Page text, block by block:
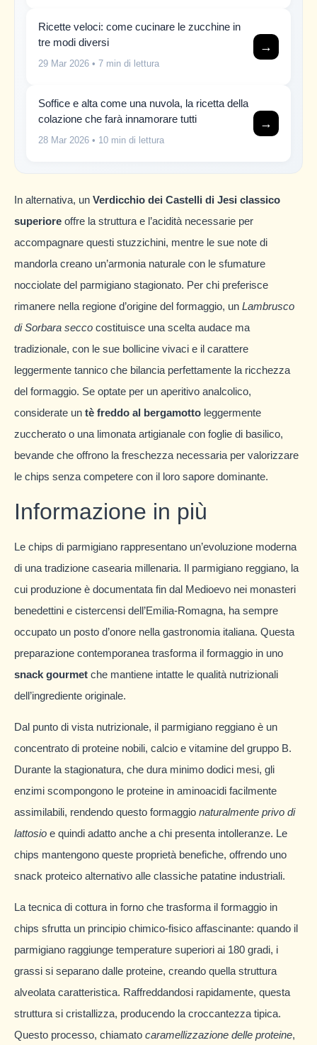
Ricette veloci: come cucinare le zucchine in
tre modi diversi
29 Mar 2026 • 7 min di lettura
→
Soffice e alta come una nuvola, la ricetta della
colazione che farà innamorare tutti
28 Mar 2026 • 10 min di lettura
→
In alternativa, un Verdicchio dei Castelli di Jesi classico
superiore offre la struttura e l’acidità necessarie per
accompagnare questi stuzzichini, mentre le sue note di
mandorla creano un’armonia naturale con le sfumature
nocciolate del parmigiano stagionato. Per chi preferisce
rimanere nella regione d’origine del formaggio, un Lambrusco
di Sorbara secco costituisce una scelta audace ma
tradizionale, con le sue bollicine vivaci e il carattere
leggermente tannico che bilancia perfettamente la ricchezza
del formaggio. Se optate per un aperitivo analcolico,
considerate un tè freddo al bergamotto leggermente
zuccherato o una limonata artigianale con foglie di basilico,
bevande che offrono la freschezza necessaria per valorizzare
le chips senza competere con il loro sapore dominante.
Informazione in più
Le chips di parmigiano rappresentano un’evoluzione moderna
di una tradizione casearia millenaria. Il parmigiano reggiano, la
cui produzione è documentata fin dal Medioevo nei monasteri
benedettini e cistercensi dell’Emilia-Romagna, ha sempre
occupato un posto d’onore nella gastronomia italiana. Questa
preparazione contemporanea trasforma il formaggio in uno
snack gourmet che mantiene intatte le qualità nutrizionali
dell’ingrediente originale.
Dal punto di vista nutrizionale, il parmigiano reggiano è un
concentrato di proteine nobili, calcio e vitamine del gruppo B.
Durante la stagionatura, che dura minimo dodici mesi, gli
enzimi scompongono le proteine in aminoacidi facilmente
assimilabili, rendendo questo formaggio naturalmente privo di
lattosio e quindi adatto anche a chi presenta intolleranze. Le
chips mantengono queste proprietà benefiche, offrendo uno
snack proteico alternativo alle classiche patatine industriali.
La tecnica di cottura in forno che trasforma il formaggio in
chips sfrutta un principio chimico-fisico affascinante: quando il
parmigiano raggiunge temperature superiori ai 180 gradi, i
grassi si separano dalle proteine, creando quella struttura
alveolata caratteristica. Raffreddandosi rapidamente, questa
struttura si cristallizza, producendo la croccantezza tipica.
Questo processo, chiamato caramellizzazione delle proteine,